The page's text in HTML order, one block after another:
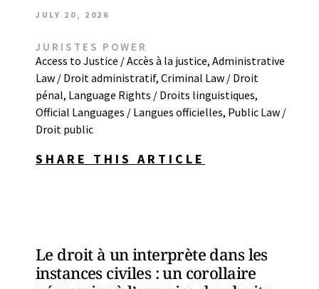
JULY 20, 2026
JURISTES POWER
Access to Justice / Accès à la justice, Administrative
Law / Droit administratif, Criminal Law / Droit
pénal, Language Rights / Droits linguistiques,
Official Languages / Langues officielles, Public Law /
Droit public
SHARE THIS ARTICLE
Le droit à un interprète dans les
instances civiles : un corollaire